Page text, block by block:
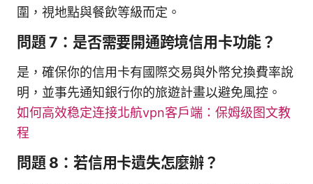
圍，視地點與餐飲等級而定。
問題 7：是否需要開通跨境信用卡功能？
是，確保你的信用卡有國際交易與外幣兌換費率說
明，並事先通知銀行你的旅遊計畫以避免風控。
如何高效稳定连接北航vpn客户端：保姆级图文教
程
問題 8：若信用卡遺失怎麼辦？